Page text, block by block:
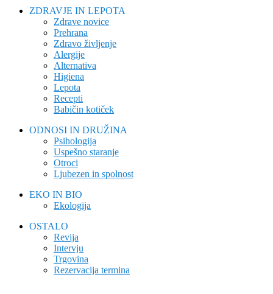
ZDRAVJE IN LEPOTA
Zdrave novice
Prehrana
Zdravo življenje
Alergije
Alternativa
Higiena
Lepota
Recepti
Babičin kotiček
ODNOSI IN DRUŽINA
Psihologija
Uspešno staranje
Otroci
Ljubezen in spolnost
EKO IN BIO
Ekologija
OSTALO
Revija
Intervju
Trgovina
Rezervacija termina